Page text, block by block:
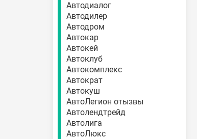
Автодиалог
Автодилер
Автодром
Автокар
Автокей
Автоклуб
Автокомплекс
Автократ
Автокуш
АвтоЛегион отызвы
Автолендтрейд
Автолига
АвтоЛюкс